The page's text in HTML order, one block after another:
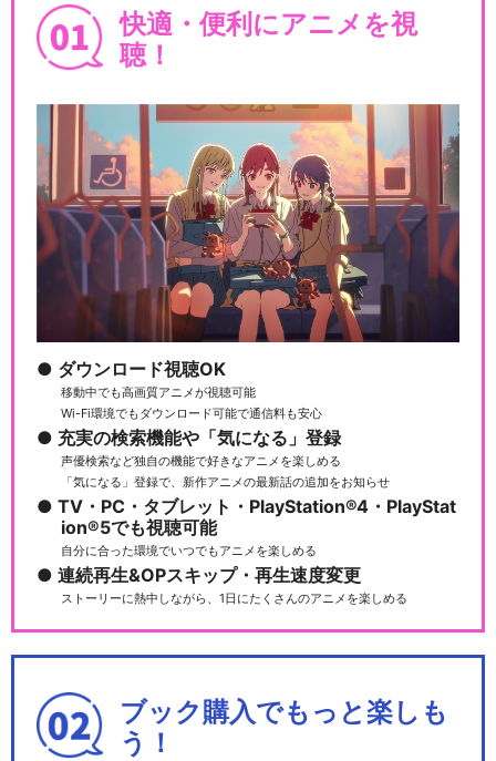
快適・便利にアニメを視
聴！
ダウンロード視聴OK
移動中でも高画質アニメが視聴可能
Wi-Fi環境でもダウンロード可能で通信料も安心
充実の検索機能や「気になる」登録
声優検索など独自の機能で好きなアニメを楽しめる
「気になる」登録で、新作アニメの最新話の追加をお知らせ
TV・PC・タブレット・PlayStation®4・PlayStat
ion®5でも視聴可能
自分に合った環境でいつでもアニメを楽しめる
連続再生&OPスキップ・再生速度変更
ストーリーに熱中しながら、1日にたくさんのアニメを楽しめる
ブック購入でもっと楽しも
う！